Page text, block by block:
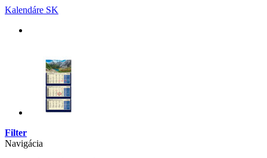
Skip
content
Kalendáre SK
Filter
Navigácia